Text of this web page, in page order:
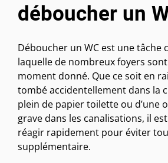
déboucher un
Déboucher un WC est une tâche
laquelle de nombreux foyers
moment donné. Que ce soit en
tombé accidentellement dans la
plein de papier toilette ou d’une
grave dans les canalisations, il
réagir rapidement pour éviter
supplémentaire.